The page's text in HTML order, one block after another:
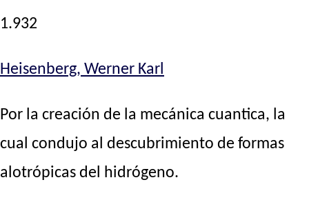
1.932
Heisenberg, Werner Karl
Por la creación de la mecánica cuantica, la
cual condujo al descubrimiento de formas
alotrópicas del hidrógeno.